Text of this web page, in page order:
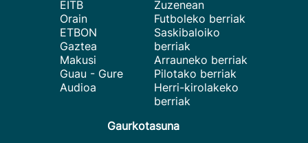
EITB
Orain
ETBON
Gaztea
Makusi
Guau - Gure
Audioa
Zuzenean
Futboleko berriak
Saskibaloiko
berriak
Arrauneko berriak
Pilotako berriak
Herri-kirolakeko
berriak
Gaurkotasuna